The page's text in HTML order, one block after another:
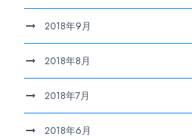
2018年9月
2018年8月
2018年7月
2018年6月